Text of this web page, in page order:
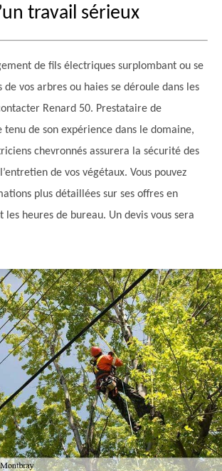
travail sérieux
de fils électriques surplombant ou se
de vos arbres ou haies se déroule dans les
Renard 50. Prestataire de
tenu de son expérience dans le domaine,
chevronnés assurera la sécurité des
de vos végétaux. Vous pouvez
plus détaillées sur ses offres en
les heures de bureau. Un devis vous sera